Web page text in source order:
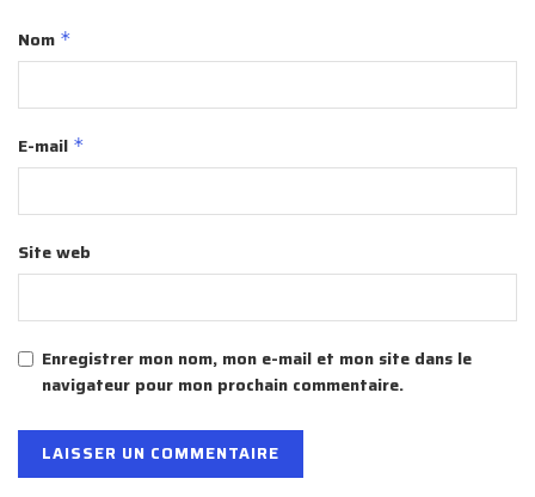
Nom *
E-mail *
Site web
Enregistrer mon nom, mon e-mail et mon site dans le
navigateur pour mon prochain commentaire.